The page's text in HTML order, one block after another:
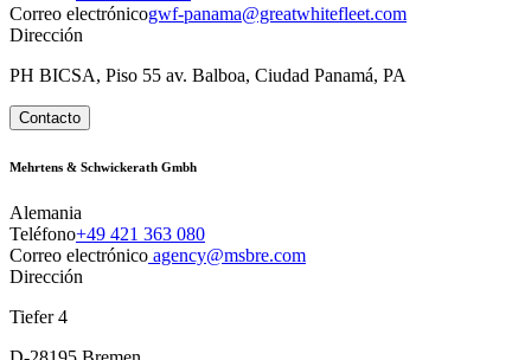
Correo electrónicogwf-panama@greatwhitefleet.com
Dirección
PH BICSA, Piso 55 av. Balboa, Ciudad Panamá, PA
Contacto
Mehrtens & Schwickerath Gmbh
Alemania
Teléfono+49 421 363 080
Correo electrónico agency@msbre.com
Dirección
Tiefer 4